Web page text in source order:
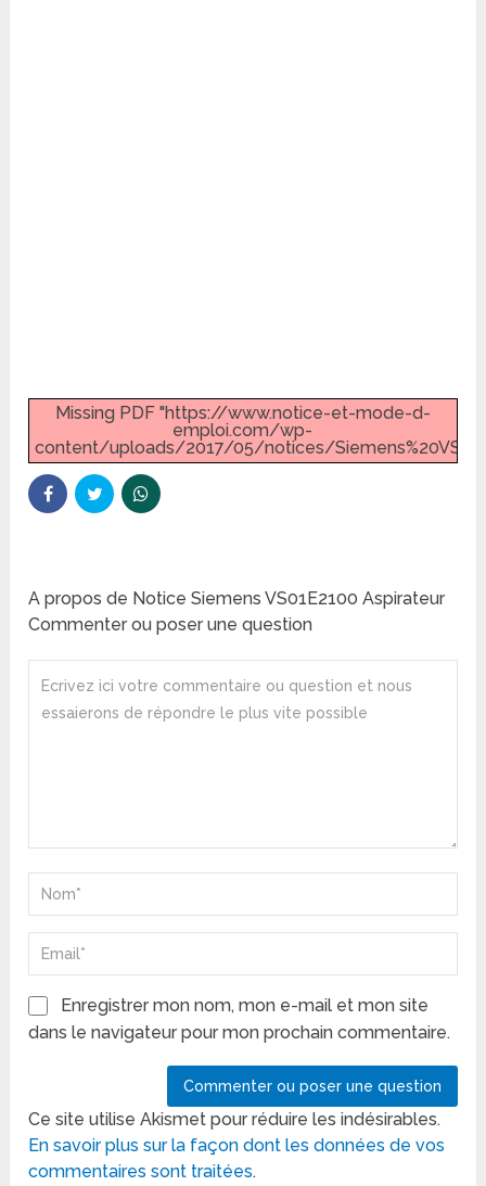
Missing PDF "https://www.notice-et-mode-d-
emploi.com/wp-
content/uploads/2017/05/notices/
A propos de Notice Siemens VS01E2100 Aspirateur
Commenter ou poser une question
Enregistrer mon nom, mon e-mail et mon site
dans le navigateur pour mon prochain commentaire.
Ce site utilise Akismet pour réduire les indésirables.
En savoir plus sur la façon dont les données de vos
commentaires sont traitées.